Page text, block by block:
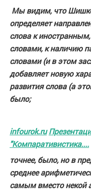
Мы видим, что
определяет
слова к
словами, к наличию
словами (и в этом
добавляет новую
развития слова (а
было;
infourok.ru
"Компаративистика....
точнее, было, но в
среднее
самым вместо некой